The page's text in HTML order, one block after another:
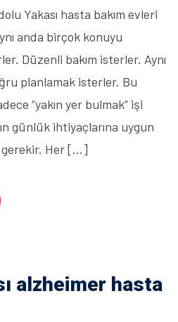
Yakası hasta bakım evleri
anda birçok konuyu
Düzenli bakım isterler. Aynı
planlamak isterler. Bu
“yakın yer bulmak” işi
günlük ihtiyaçlarına uygun
gerekir. Her […]
alzheimer hasta